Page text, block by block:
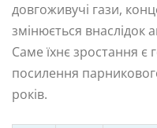
довгоживучі гази,
змінюється внаслідок
Саме їхнє зростання
посилення
років.